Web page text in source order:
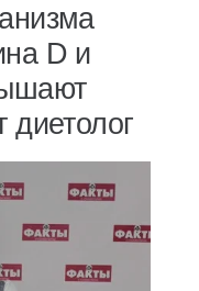
D и
диетолог